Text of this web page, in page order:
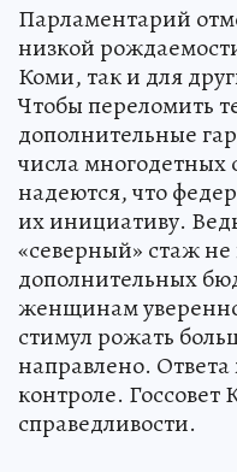
Парламентарий
низкой
Коми, так и для
Чтобы переломить
дополнительные
числа многодетных
надеются, что
их инициативу.
«северный» стаж не
дополнительных
женщинам
стимул рожать
направлено.
контроле.
справедливости.